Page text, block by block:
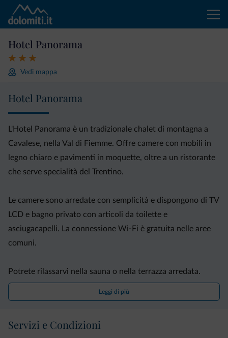
Hotel Panorama
Vedi mappa
Hotel Panorama
L'Hotel Panorama è un tradizionale chalet di montagna a
Cavalese, nella Val di Fiemme. Offre camere con mobili in
legno chiaro e pavimenti in moquette, oltre a un ristorante
che serve specialità del Trentino.
Le camere sono arredate con semplicità e dispongono di TV
LCD e bagno privato con articoli da toilette e
asciugacapelli. La connessione Wi-Fi è gratuita nelle aree
comuni.
Potrete rilassarvi nella sauna o nella terrazza arredata.
Potrete inoltre noleggiare gratuitamente delle biciclette per
andare alla scoperta della natura circostante.
L'hotel offre il parcheggio gratis. Bolzano è raggiungibile in
Leggi di più
Servizi e Condizioni